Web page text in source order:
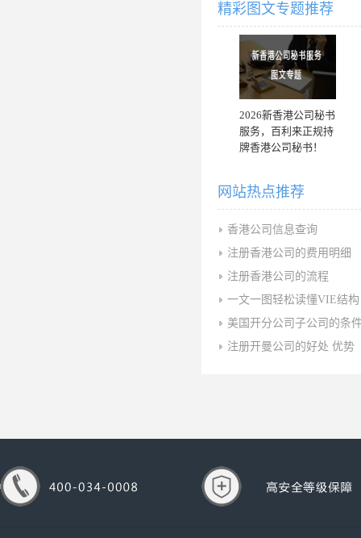
精彩图文专题推荐
2026新香港公司秘书
服务，百利来正规持
牌香港公司秘书！
网站热点推荐
香港公司信息查询
注册香港公司的费用明细
注册香港公司的流程
一文一图轻松读懂VIE结
美国开分公司子公司的条
注册开曼公司的好处 优势